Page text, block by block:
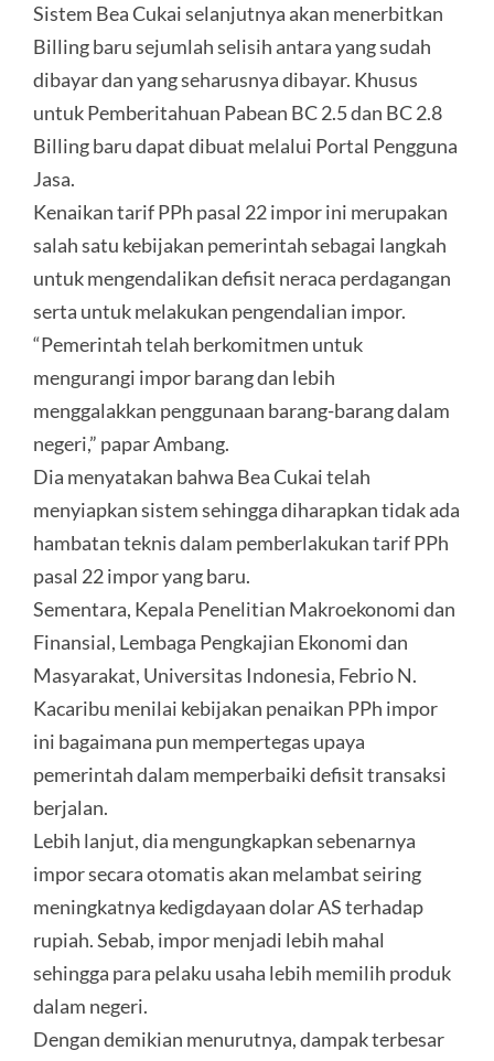
Sistem Bea Cukai selanjutnya akan menerbitkan
Billing baru sejumlah selisih antara yang sudah
dibayar dan yang seharusnya dibayar. Khusus
untuk Pemberitahuan Pabean BC 2.5 dan BC 2.8
Billing baru dapat dibuat melalui Portal Pengguna
Jasa.
Kenaikan tarif PPh pasal 22 impor ini merupakan
salah satu kebijakan pemerintah sebagai langkah
untuk mengendalikan defisit neraca perdagangan
serta untuk melakukan pengendalian impor.
“Pemerintah telah berkomitmen untuk
mengurangi impor barang dan lebih
menggalakkan penggunaan barang-barang dalam
negeri,” papar Ambang.
Dia menyatakan bahwa Bea Cukai telah
menyiapkan sistem sehingga diharapkan tidak ada
hambatan teknis dalam pemberlakukan tarif PPh
pasal 22 impor yang baru.
Sementara, Kepala Penelitian Makroekonomi dan
Finansial, Lembaga Pengkajian Ekonomi dan
Masyarakat, Universitas Indonesia, Febrio N.
Kacaribu menilai kebijakan penaikan PPh impor
ini bagaimana pun mempertegas upaya
pemerintah dalam memperbaiki defisit transaksi
berjalan.
Lebih lanjut, dia mengungkapkan sebenarnya
impor secara otomatis akan melambat seiring
meningkatnya kedigdayaan dolar AS terhadap
rupiah. Sebab, impor menjadi lebih mahal
sehingga para pelaku usaha lebih memilih produk
dalam negeri.
Dengan demikian menurutnya, dampak terbesar